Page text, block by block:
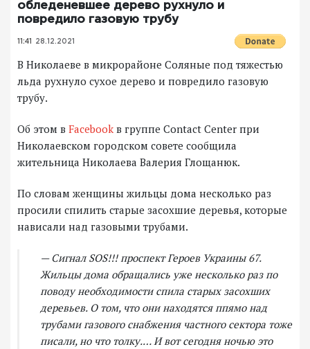
обледеневшее дерево рухнуло и
повредило газовую трубу
11:41 28.12.2021
В Николаеве в микрорайоне Соляные под тяжестью
льда рухнуло сухое дерево и повредило газовую
трубу.
Об этом в Facebook в группе Contact Center при
Николаевском городском совете сообщила
жительница Николаева Валерия Глощанюк.
По словам женщины жильцы дома несколько раз
просили спилить старые засохшие деревья, которые
нависали над газовыми трубами.
— Сигнал SOS!!! проспект Героев Украины 67.
Жильцы дома обращались уже несколько раз по
поводу необходимости спила старых засохших
деревьев. О том, что они находятся ппямо над
трубами газового снабжения частного сектора тоже
писали, но что толку.… И вот сегодня ночью это